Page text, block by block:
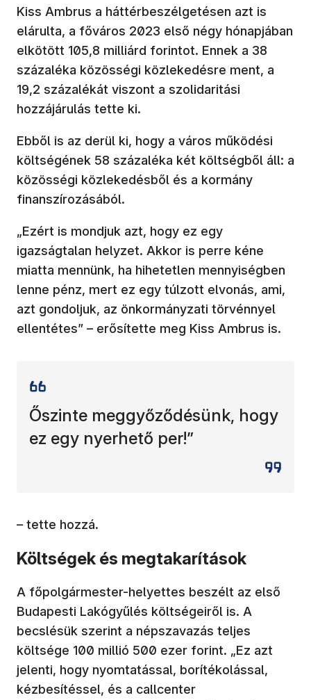
Kiss Ambrus a háttérbeszélgetésen azt is
elárulta, a főváros 2023 első négy hónapjában
elkötött 105,8 milliárd forintot. Ennek a 38
százaléka közösségi közlekedésre ment, a
19,2 százalékát viszont a szolidaritási
hozzájárulás tette ki.
Ebből is az derül ki, hogy a város működési
költségének 58 százaléka két költségből áll: a
közösségi közlekedésből és a kormány
finanszírozásából.
„Ezért is mondjuk azt, hogy ez egy
igazságtalan helyzet. Akkor is perre kéne
miatta mennünk, ha hihetetlen mennyiségben
lenne pénz, mert ez egy túlzott elvonás, ami,
azt gondoljuk, az önkormányzati törvénnyel
ellentétes” – erősítette meg Kiss Ambrus is.
Őszinte meggyőződésünk, hogy
ez egy nyerhető per!”
– tette hozzá.
Költségek és megtakarítások
A főpolgármester-helyettes beszélt az első
Budapesti Lakógyűlés költségeiről is. A
becslésük szerint a népszavazás teljes
költsége 100 millió 500 ezer forint. „Ez azt
jelenti, hogy nyomtatással, borítékolással,
kézbesítéssel, és a callcenter